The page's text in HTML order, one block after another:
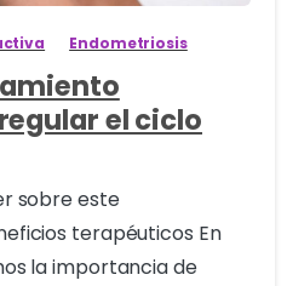
Endometriosis
el ciclo
sobre este
terapéuticos En
la importancia de